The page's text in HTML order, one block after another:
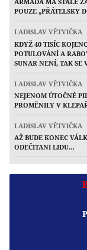
POUZE „PŘÁTELSKY
LADISLAV VĚTVIČKA
KDYŽ 40 TISÍC
POTULOVÁNÍ A
SUNAR NENÍ, TAK
LADISLAV VĚTVIČKA
NEJENOM ÚTOČNÉ
PROMĚNILY V
LADISLAV VĚTVIČKA
AŽ BUDE KONEC
ODEČITANI LIDU…